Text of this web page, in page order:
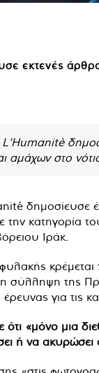
εκτενές
αμάχων στο
δημοσίευσε
κατηγορία
Ιράκ.
σύλληψη της
για τις
ότι «μόνο μια
ή να ακυρώσει